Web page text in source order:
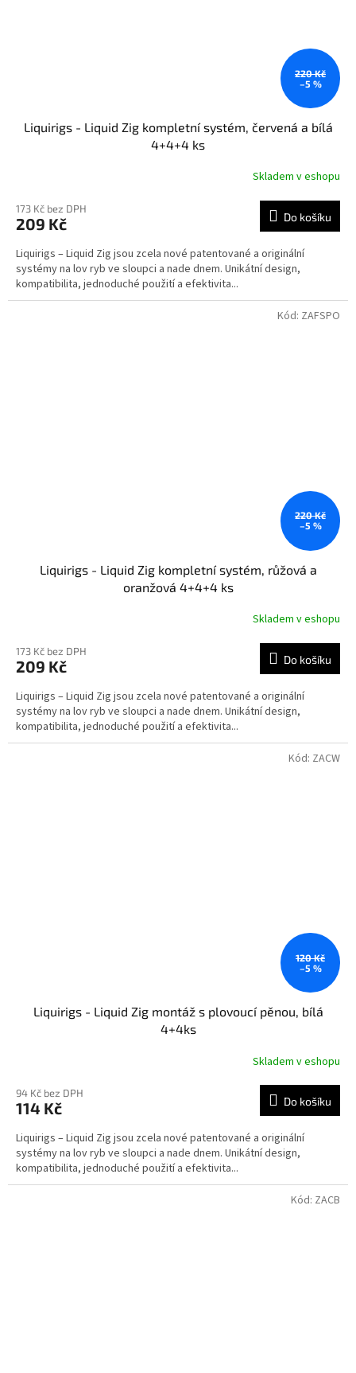
220 Kč
–5 %
Liquirigs - Liquid Zig kompletní systém, červená a bílá
4+4+4 ks
Skladem v eshopu
173 Kč bez DPH
209 Kč Do košíku
Liquirigs – Liquid Zig jsou zcela nové patentované a originální
systémy na lov ryb ve sloupci a nade dnem. Unikátní design,
kompatibilita, jednoduché použití a efektivita...
220 Kč
–5 %
Liquirigs - Liquid Zig kompletní systém, růžová a
oranžová 4+4+4 ks
Skladem v eshopu
173 Kč bez DPH
209 Kč Do košíku
Liquirigs – Liquid Zig jsou zcela nové patentované a originální
systémy na lov ryb ve sloupci a nade dnem. Unikátní design,
kompatibilita, jednoduché použití a efektivita...
Kód: ZAFSPO
120 Kč
–5 %
Liquirigs - Liquid Zig montáž s plovoucí pěnou, bílá
4+4ks
Skladem v eshopu
94 Kč bez DPH
114 Kč Do košíku
Liquirigs – Liquid Zig jsou zcela nové patentované a originální
systémy na lov ryb ve sloupci a nade dnem. Unikátní design,
kompatibilita, jednoduché použití a efektivita...
Kód: ZACW
Kód: ZACB